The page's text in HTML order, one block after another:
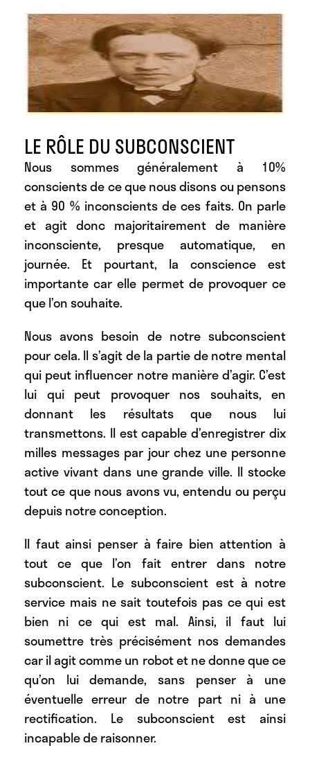
LE RÔLE DU SUBCONSCIENT
Nous sommes généralement à 10%
conscients de ce que nous disons ou pensons
et à 90 % inconscients de ces faits. On parle
et agit donc majoritairement de manière
inconsciente, presque automatique, en
journée. Et pourtant, la conscience est
importante car elle permet de provoquer ce
que l’on souhaite.
Nous avons besoin de notre subconscient
pour cela. Il s’agit de la partie de notre mental
qui peut influencer notre manière d’agir. C’est
lui qui peut provoquer nos souhaits, en
donnant les résultats que nous lui
transmettons. Il est capable d’enregistrer dix
milles messages par jour chez une personne
active vivant dans une grande ville. Il stocke
tout ce que nous avons vu, entendu ou perçu
depuis notre conception.
Il faut ainsi penser à faire bien attention à
tout ce que l’on fait entrer dans notre
subconscient. Le subconscient est à notre
service mais ne sait toutefois pas ce qui est
bien ni ce qui est mal. Ainsi, il faut lui
soumettre très précisément nos demandes
car il agit comme un robot et ne donne que ce
qu’on lui demande, sans penser à une
éventuelle erreur de notre part ni à une
rectification. Le subconscient est ainsi
incapable de raisonner.